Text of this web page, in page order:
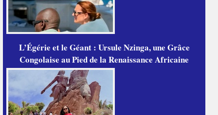
L’Égérie et le Géant : Ursule Nzinga, une Grâce
Congolaise au Pied de la Renaissance Africaine